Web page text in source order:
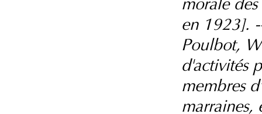
en 1923].
Poulbot,
d'activités
membres
marraines,